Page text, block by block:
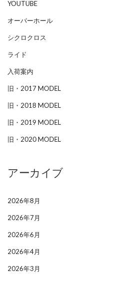
YOUTUBE
オーバーホール
シクロクロス
ライド
入荷案内
旧・2017 MODEL
旧・2018 MODEL
旧・2019 MODEL
旧・2020 MODEL
アーカイブ
2026年8月
2026年7月
2026年6月
2026年4月
2026年3月